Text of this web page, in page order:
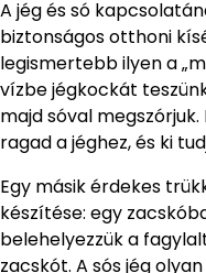
A jég és só
biztonságos otthoni
legismertebb ilyen a
vízbe jégkockát
majd sóval
ragad a jéghez, és ki
Egy másik érdekes
készítése: egy
belehelyezzük a
zacskót. A sós jég